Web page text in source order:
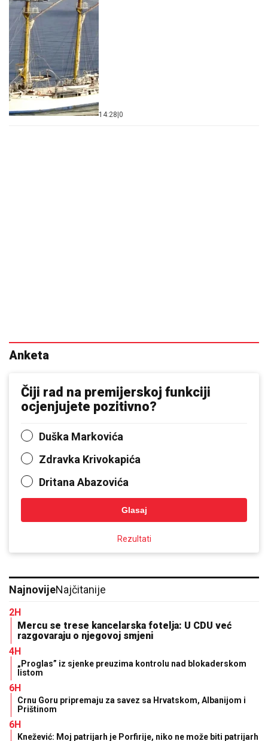
14:28 0
Anketa
Čiji rad na premijerskoj funkciji
ocjenjujete pozitivno?
Duška Markovića
Zdravka Krivokapića
Dritana Abazovića
Glasaj
Rezultati
NajnovijeNajčitanije
2H
Mercu se trese kancelarska fotelja: U CDU već
razgovaraju o njegovoj smjeni
4H
„Proglas” iz sjenke preuzima kontrolu nad blokaderskom
listom
6H
Crnu Goru pripremaju za savez sa Hrvatskom, Albanijom i
Prištinom
6H
Knežević: Moj patrijarh je Porfirije, niko ne može biti patrijarh